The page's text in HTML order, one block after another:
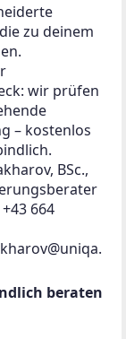
zu deinem
wir prüfen
– kostenlos
BSc.,
664
beraten